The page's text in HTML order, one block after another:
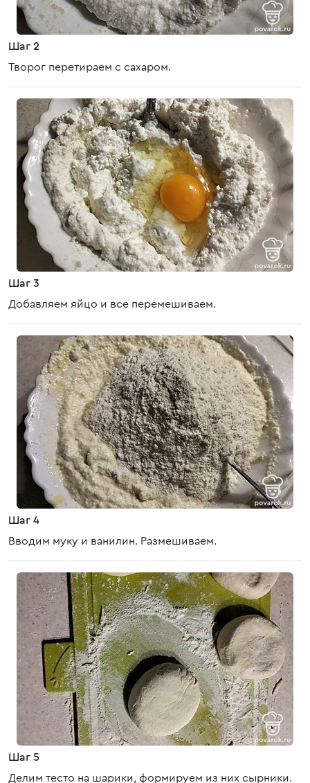
Шаг 2
Творог перетираем с сахаром.
Шаг 3
Добавляем яйцо и все перемешиваем.
Шаг 4
Вводим муку и ванилин. Размешиваем.
Шаг 5
Делим тесто на шарики, формируем из них сырники.